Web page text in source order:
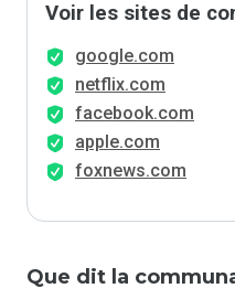
Voir les sites de
google.com
netflix.com
facebook.com
apple.com
foxnews.com
Que dit la